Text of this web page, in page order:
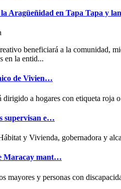
Aragüeñidad en Tapa Tapa y
beneficiará a la comunidad,
en la entid...
de Vivien…
dirigido a hogares con etiqueta roja
supervisan e…
y Vivienda, gobernadora y
Maracay mant…
mayores y personas con